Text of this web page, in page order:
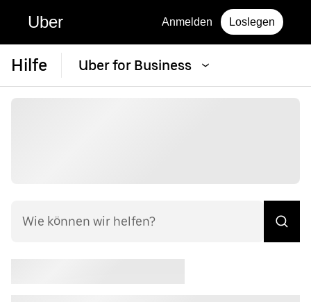
Uber Anmelden Loslegen
Hilfe Uber for Business